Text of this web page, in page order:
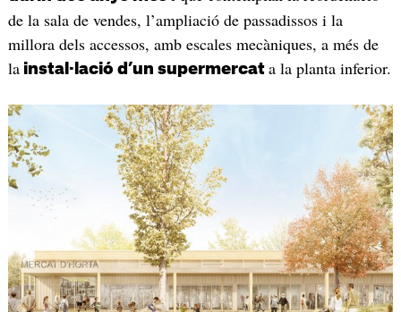
de la sala de vendes, l’ampliació de passadissos i la
millora dels accessos, amb escales mecàniques, a més de
lainstal·lació d’un supermercat a la planta inferior.